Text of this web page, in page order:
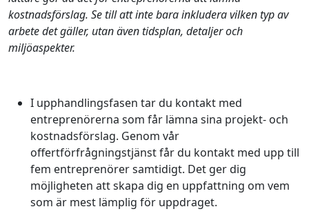
kostnadsförslag. Se till att inte bara inkludera vilken typ av
arbete det gäller, utan även tidsplan, detaljer och
miljöaspekter.
I upphandlingsfasen tar du kontakt med
entreprenörerna som får lämna sina projekt- och
kostnadsförslag. Genom vår
offertförfrågningstjänst får du kontakt med upp till
fem entreprenörer samtidigt. Det ger dig
möjligheten att skapa dig en uppfattning om vem
som är mest lämplig för uppdraget.